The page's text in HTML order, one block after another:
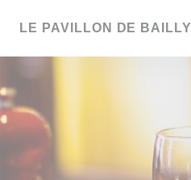
LE PAVILLON DE BAILLY